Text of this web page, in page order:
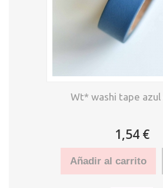
Wt* washi tape azul
1,54 €
Añadir al carrito